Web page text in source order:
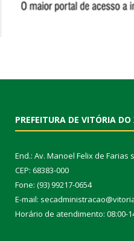
PREFEITURA DE VITÓRIA DO
End.: Av. Manoel Felix de Farias
CEP: 68383-000
Fone: (93) 99217-0654
E-mail:
Horário de atendimento: 08:00-